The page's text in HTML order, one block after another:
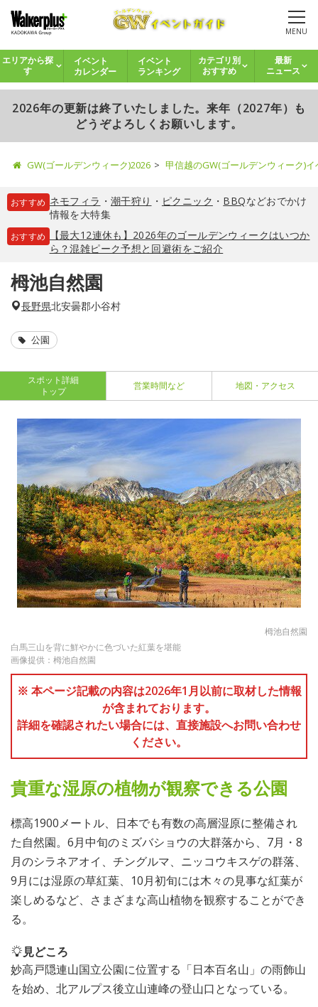
MENU
エリアから探
す
イベント
カレンダー
イベント
ランキング
カテゴリ別
おすすめ
最新
ニュース
2026年の更新は終了いたしました。来年（2027年）も
どうぞよろしくお願いします。
GW(ゴールデンウィーク)2026 甲信越のGW(ゴールデンウィーク)
おすすめ ネモフィラ ・ 潮干狩り ・ ピクニック ・ BBQなどおでかけ
情報を大特集
おすすめ
【最大12連休も】2026年のゴールデンウィークはいつか
ら？混雑ピーク予想と回避術をご紹介
栂池自然園
長野県北安曇郡小谷村
公園
スポット詳細
トップ
営業時間など 地図・アクセス
栂池自然園
白馬三山を背に鮮やかに色づいた紅葉を堪能
画像提供：栂池自然園
※ 本ページ記載の内容は2026年1月以前に取材した情報
が含まれております。
詳細を確認されたい場合には、直接施設へお問い合わせ
ください。
貴重な湿原の植物が観察できる公園
標高1900メートル、日本でも有数の高層湿原に整備され
た自然園。6月中旬のミズバショウの大群落から、7月・8
月のシラネアオイ、チングルマ、ニッコウキスゲの群落、
9月には湿原の草紅葉、10月初旬には木々の見事な紅葉が
楽しめるなど、さまざまな高山植物を観察することができ
る。
見どころ
妙高戸隠連山国立公園に位置する「日本百名山」の雨飾山
を始め、北アルプス後立山連峰の登山口となっている。